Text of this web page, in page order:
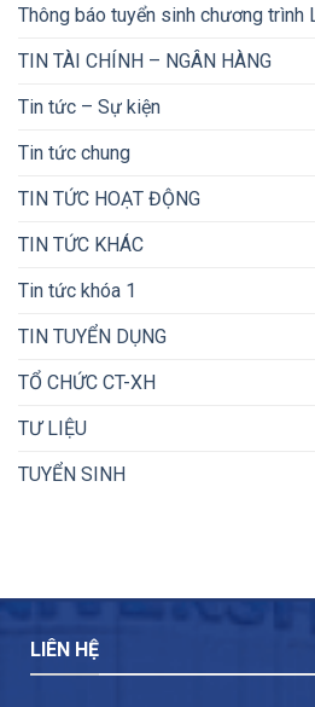
Thông báo tuyển sinh chương trình
TIN TÀI CHÍNH – NGÂN HÀNG
Tin tức – Sự kiện
Tin tức chung
TIN TỨC HOẠT ĐỘNG
TIN TỨC KHÁC
Tin tức khóa 1
TIN TUYỂN DỤNG
TỔ CHỨC CT-XH
TƯ LIỆU
TUYỂN SINH
LIÊN HỆ